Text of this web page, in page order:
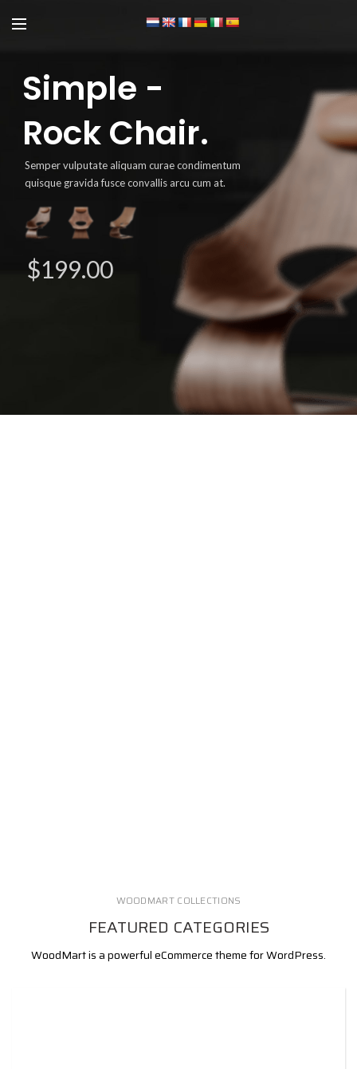
WOODMART COLLECTIONS
FEATURED CATEGORIES
WoodMart is a powerful eCommerce theme for WordPress.